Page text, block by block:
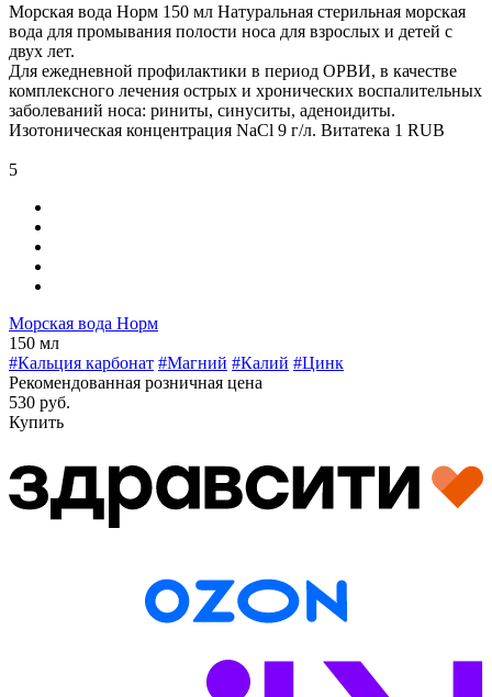
Морская вода Норм 150 мл Натуральная стерильная морская
вода для промывания полости носа для взрослых и детей с
двух лет.
Для ежедневной профилактики в период ОРВИ, в качестве
комплексного лечения острых и хронических воспалительных
заболеваний носа: риниты, синуситы, аденоидиты.
Изотоническая концентрация NaCl 9 г/л. Витатека 1 RUB
5
Морская вода Норм
150 мл
#Кальция карбонат #Магний #Калий #Цинк
Рекомендованная розничная цена
530 руб.
Купить